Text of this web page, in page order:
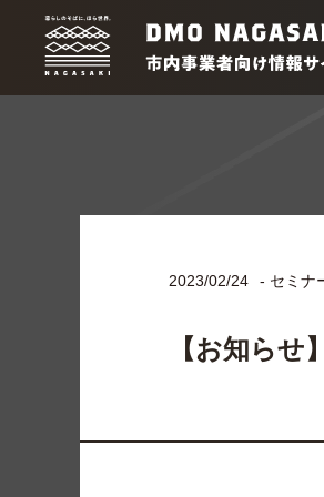
2023/02/24 - セミナ
【お知ら